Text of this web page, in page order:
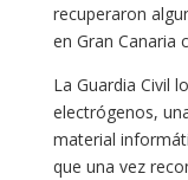
recuperaron
en Gran Canaria
La Guardia Civil
electrógenos,
material
que una vez